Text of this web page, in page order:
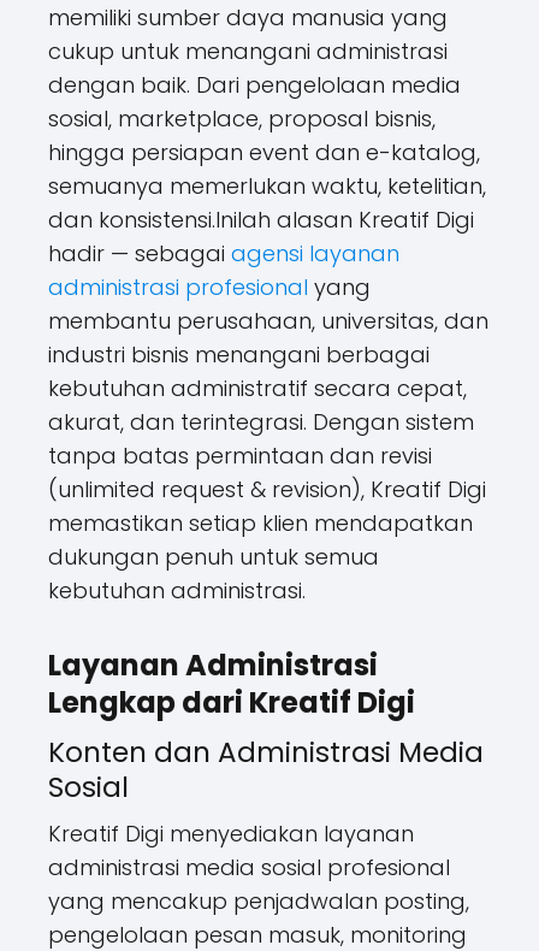
memiliki sumber daya manusia yang
cukup untuk menangani administrasi
dengan baik. Dari pengelolaan media
sosial, marketplace, proposal bisnis,
hingga persiapan event dan e-katalog,
semuanya memerlukan waktu, ketelitian,
dan konsistensi.Inilah alasan Kreatif Digi
hadir — sebagai agensi layanan
administrasi profesional yang
membantu perusahaan, universitas, dan
industri bisnis menangani berbagai
kebutuhan administratif secara cepat,
akurat, dan terintegrasi. Dengan sistem
tanpa batas permintaan dan revisi
(unlimited request & revision), Kreatif Digi
memastikan setiap klien mendapatkan
dukungan penuh untuk semua
kebutuhan administrasi.
Layanan Administrasi
Lengkap dari Kreatif Digi
Konten dan Administrasi Media
Sosial
Kreatif Digi menyediakan layanan
administrasi media sosial profesional
yang mencakup penjadwalan posting,
pengelolaan pesan masuk, monitoring